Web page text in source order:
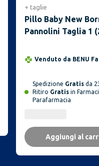
+ taglie
Pillo Baby New
Pannolini Taglia 1
Venduto da BENU
Spedizione Gratis da
Ritiro Gratis in
Parafarmacia
Aggiungi al